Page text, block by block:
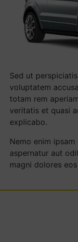
Sed ut
voluptatem
totam rem
veritatis et quasi
explicabo.
Nemo enim
aspernatur aut
magni dolores